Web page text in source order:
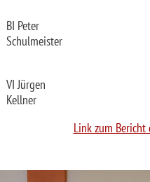
BI Peter
Schulmeister
VI Jürgen
Kellner
Link zum